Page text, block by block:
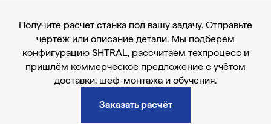
Получите расчёт станка под вашу задачу. Отправьте
чертёж или описание детали. Мы подберём
конфигурацию SHTRAL, рассчитаем техпроцесс и
пришлём коммерческое предложение с учётом
доставки, шеф-монтажа и обучения.
Заказать расчёт